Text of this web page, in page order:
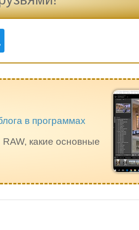
в программах
какие основные